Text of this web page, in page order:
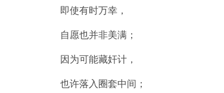
即使有时万幸，
自愿也并非美满；
因为可能藏奸计，
也许落入圈套中间；